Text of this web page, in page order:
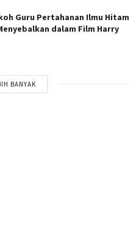
Guru Pertahanan Ilmu Hitam
dalam Film Harry
BANYAK